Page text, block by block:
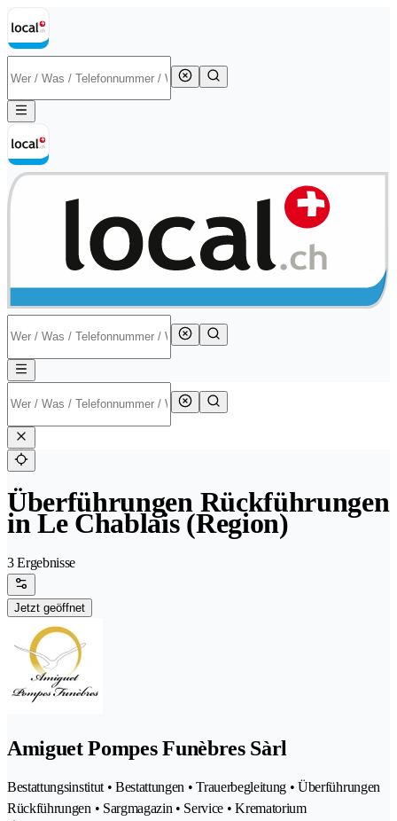
Überführungen Rückführungen
in Le Chablais (Region)
3 Ergebnisse
Jetzt geöffnet
Amiguet Pompes Funèbres Sàrl
Bestattungsinstitut • Bestattungen • Trauerbegleitung • Überführungen
Rückführungen • Sargmagazin • Service • Krematorium